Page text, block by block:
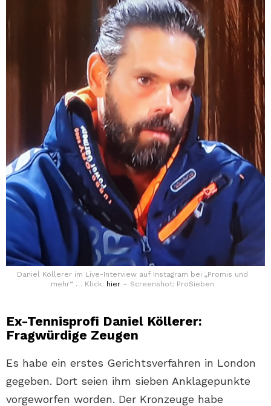
Daniel Köllerer im Live-Interview auf Instagram bei „Promis und
mehr“ … Klick: hier – Screenshot: ProSieben
Ex-Tennisprofi Daniel Köllerer:
Fragwürdige Zeugen
Es habe ein erstes Gerichtsverfahren in London
gegeben. Dort seien ihm sieben Anklagepunkte
vorgeworfen worden. Der Kronzeuge habe